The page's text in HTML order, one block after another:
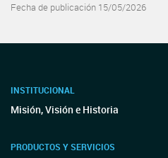
Fecha de publicación 15/05/2026
INSTITUCIONAL
Misión, Visión e Historia
PRODUCTOS Y SERVICIOS